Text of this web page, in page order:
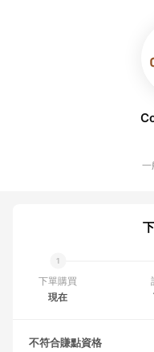
一
下單購買
現在
不符合賺點資格